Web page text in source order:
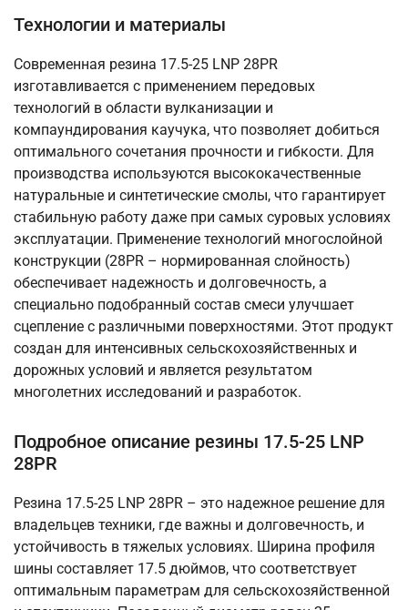
Технологии и материалы
Современная резина 17.5-25 LNP 28PR
изготавливается с применением передовых
технологий в области вулканизации и
компаундирования каучука, что позволяет добиться
оптимального сочетания прочности и гибкости. Для
производства используются высококачественные
натуральные и синтетические смолы, что гарантирует
стабильную работу даже при самых суровых условиях
эксплуатации. Применение технологий многослойной
конструкции (28PR – нормированная слойность)
обеспечивает надежность и долговечность, а
специально подобранный состав смеси улучшает
сцепление с различными поверхностями. Этот продукт
создан для интенсивных сельскохозяйственных и
дорожных условий и является результатом
многолетних исследований и разработок.
Подробное описание резины 17.5-25 LNP
28PR
Резина 17.5-25 LNP 28PR – это надежное решение для
владельцев техники, где важны и долговечность, и
устойчивость в тяжелых условиях. Ширина профиля
шины составляет 17.5 дюймов, что соответствует
оптимальным параметрам для сельскохозяйственной